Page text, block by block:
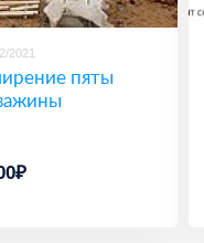
2021
пяты